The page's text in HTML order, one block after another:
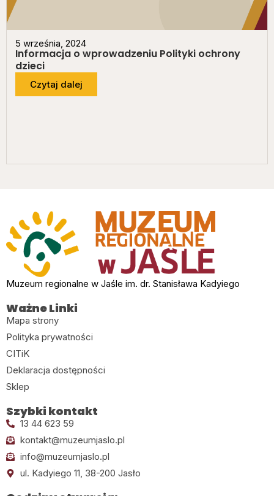
5 września, 2024
Informacja o wprowadzeniu Polityki ochrony
dzieci
Czytaj dalej
Muzeum regionalne w Jaśle im. dr. Stanisława Kadyiego
Ważne Linki
Mapa strony
Polityka prywatności
CITiK
Deklaracja dostępności
Sklep
Szybki kontakt
13 44 623 59
kontakt@muzeumjaslo.pl
info@muzeumjaslo.pl
ul. Kadyiego 11, 38-200 Jasło